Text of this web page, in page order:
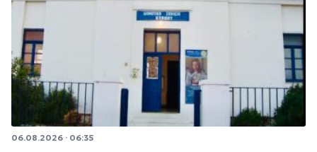
06.08.2026 · 06:35